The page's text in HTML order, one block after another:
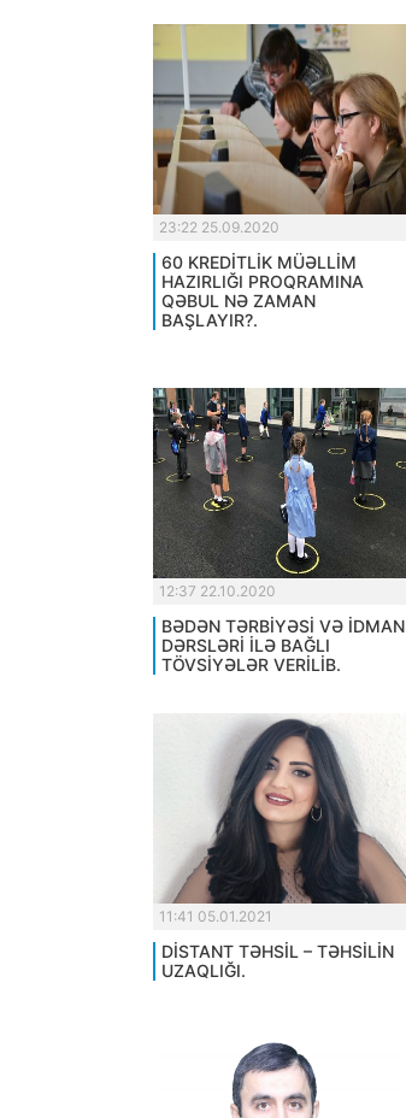
23:22 25.09.2020
60 KREDİTLİK MÜƏLLİM
HAZIRLIĞI PROQRAMINA
QƏBUL NƏ ZAMAN
BAŞLAYIR?.
12:37 22.10.2020
BƏDƏN TƏRBİYƏSİ VƏ İDMAN
DƏRSLƏRİ İLƏ BAĞLI
TÖVSİYƏLƏR VERİLİB.
11:41 05.01.2021
DİSTANT TƏHSİL – TƏHSİLİN
UZAQLIĞI.